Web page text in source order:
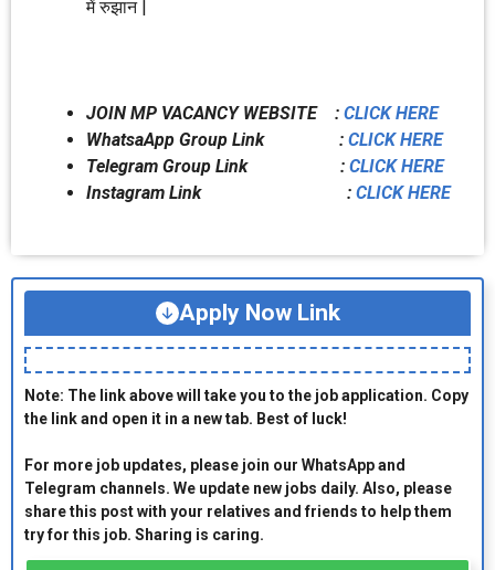
में रुझान |
JOIN MP VACANCY WEBSITE : CLICK HERE
WhatsaApp Group Link : CLICK HERE
Telegram Group Link : CLICK HERE
Instagram Link : CLICK HERE
Apply Now Link
Note: The link above will take you to the job application. Copy
the link and open it in a new tab. Best of luck!
For more job updates, please join our WhatsApp and
Telegram channels. We update new jobs daily. Also, please
share this post with your relatives and friends to help them
try for this job. Sharing is caring.